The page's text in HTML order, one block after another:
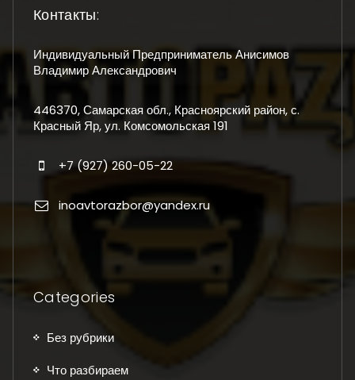
Контакты:
Индивидуальный Предприниматель Анисимов
Владимир Александрович
446370, Самарская обл., Красноярский район, с.
Красный Яр, ул. Комсомольская 191
+7 (927) 260-05-22
inoavtorazbor@yandex.ru
Categories
Без рубрики
Что разбираем